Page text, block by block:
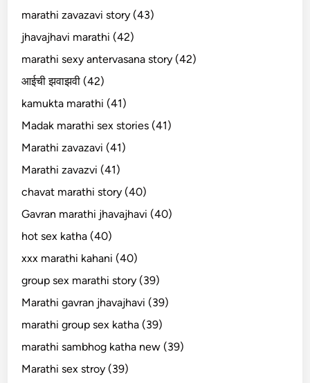
marathi zavazavi story (43)
jhavajhavi marathi (42)
marathi sexy antervasana story (42)
आईची झवाझवी (42)
kamukta marathi (41)
Madak marathi sex stories (41)
Marathi zavazavi (41)
Marathi zavazvi (41)
chavat marathi story (40)
Gavran marathi jhavajhavi (40)
hot sex katha (40)
xxx marathi kahani (40)
group sex marathi story (39)
Marathi gavran jhavajhavi (39)
marathi group sex katha (39)
marathi sambhog katha new (39)
Marathi sex stroy (39)